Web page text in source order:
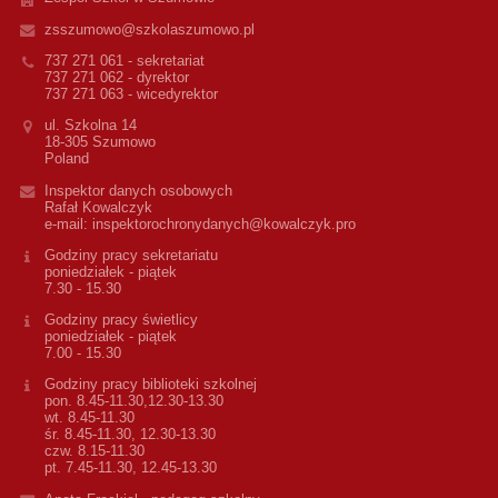
zsszumowo@szkolaszumowo.pl
737 271 061 - sekretariat
737 271 062 - dyrektor
737 271 063 - wicedyrektor
ul. Szkolna 14
18-305 Szumowo
Poland
Inspektor danych osobowych
Rafał Kowalczyk
e-mail: inspektorochronydanych@kowalczyk.pro
Godziny pracy sekretariatu
poniedziałek - piątek
7.30 - 15.30
Godziny pracy świetlicy
poniedziałek - piątek
7.00 - 15.30
Godziny pracy biblioteki szkolnej
pon. 8.45-11.30,12.30-13.30
wt. 8.45-11.30
śr. 8.45-11.30, 12.30-13.30
czw. 8.15-11.30
pt. 7.45-11.30, 12.45-13.30